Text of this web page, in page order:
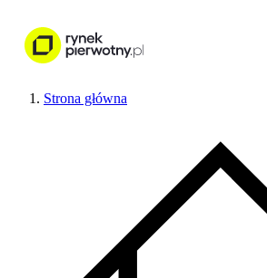
Strona główna